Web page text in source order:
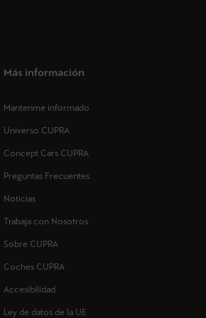
Más información
Mantenme informado
Universo CUPRA
Concept Cars CUPRA
Preguntas Frecuentes
Noticias
Trabaja con Nosotros
Sobre CUPRA
Coches CUPRA
Accesibilidad
Ley de datos de la UE